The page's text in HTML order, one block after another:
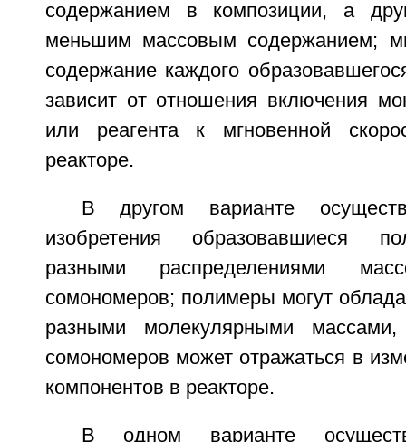
содержанием в композиции, а
меньшим массовым содержанием;
содержание каждого
зависит от отношения включения
или реагента к мгновенной
реакторе.
В другом варианте
изобретения образовавшиеся
разными распределениями
сомономеров; полимеры могут
разными молекулярными
сомономеров может отражаться в
компонентов в реакторе.
В одном варианте